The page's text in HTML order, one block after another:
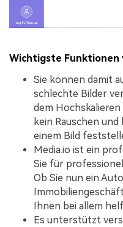
Wichtigste Funktionen
Sie können damit
schlechte Bilder
dem
kein Rauschen
einem Bild
Media.io ist ein
Sie für
Ob Sie nun ein
Ihnen bei allem
Es unterstützt